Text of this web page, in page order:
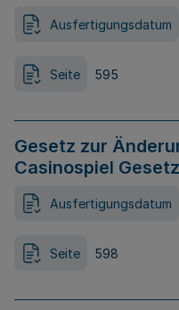
Ausfertigungsdatum
Seite 595
Gesetz zur
Casinospiel
Ausfertigungsdatum
Seite 598